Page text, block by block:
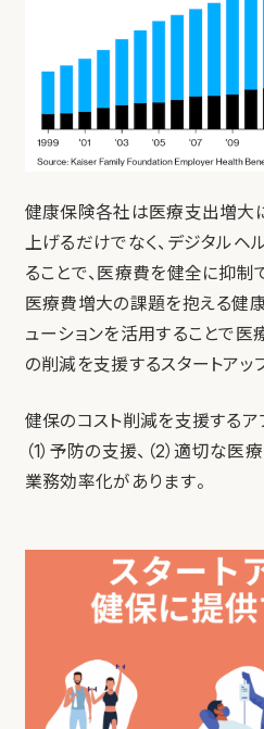
健康保険各社は医療支出増大
上げるだけでなく、デジタルヘ
ることで、医療費を健全に抑制
医療費増大の課題を抱える健
ューションを活用することで医
の削減を支援するスタートアッ
健保のコスト削減を支援するア
（1）予防の支援、（2）適切な医
業務効率化があります。